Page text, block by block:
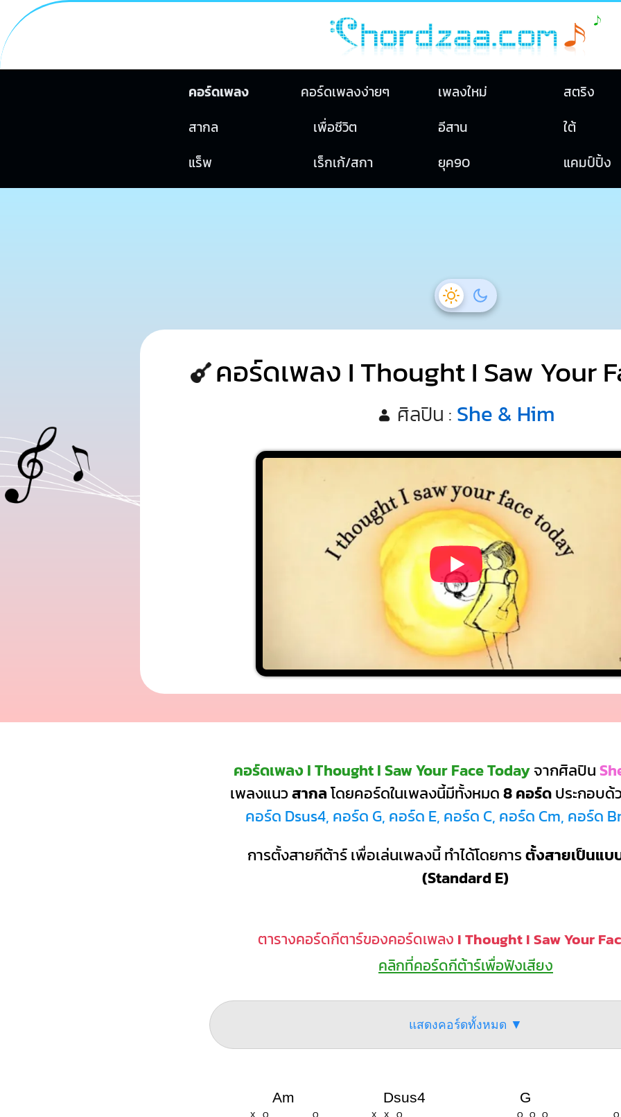
คอร์ดเพลง คอร์ดเพลงง่ายๆ เพลงใหม่
สตริง
สากล
เพื่อชีวิต อีสาน
ใต้
แร็พ
เร็กเก้/สกา ยุค90 แคมป์ปิ้ง
คอร์ดเพลง I Thought I Saw Your
ศิลปิน : She & Him
คอร์ดเพลง I Thought I Saw Your Face Todayจากศิลปิน
เพลงแนวสากลโดยคอร์ดในเพลงนี้มีทั้งหมด8 คอร์ดประกอบด้
คอร์ด Dsus4, คอร์ด G, คอร์ด E, คอร์ด C, คอร์ด Cm, คอร์ด
การตั้งสายกีต้าร์ เพื่อเล่นเพลงนี้ ทำได้โดยการตั้งสายเป็นแบ
(Standard E)
ตารางคอร์ดกีตาร์ของคอร์ดเพลง I Thought I Saw Your
คลิกที่คอร์ดกีต้าร์เพื่อฟังเสียง
แสดงคอร์ดทั้งหมด ▼
Am
X O O
Dsus4
X X O
G
O O O O